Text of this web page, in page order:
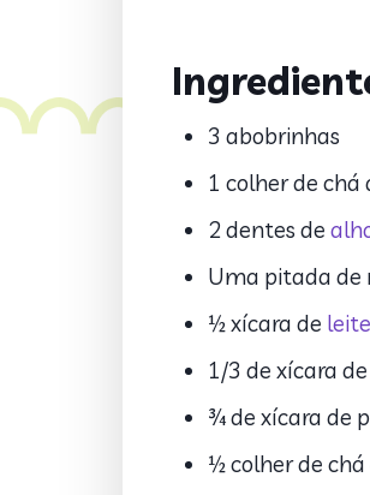
3 abobrinhas
1 colher de
2 dentes de
Uma pitada de
½ xícara de leite
1/3 de xícara
¾ de xícara de
½ colher de